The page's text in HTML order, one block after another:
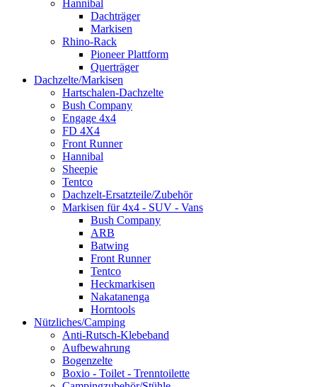
Hannibal
Dachträger
Markisen
Rhino-Rack
Pioneer Plattform
Querträger
Dachzelte/Markisen
Hartschalen-Dachzelte
Bush Company
Engage 4x4
FD 4X4
Front Runner
Hannibal
Sheepie
Tentco
Dachzelt-Ersatzteile/Zubehör
Markisen für 4x4 - SUV - Vans
Bush Company
ARB
Batwing
Front Runner
Tentco
Heckmarkisen
Nakatanenga
Horntools
Nützliches/Camping
Anti-Rutsch-Klebeband
Aufbewahrung
Bogenzelte
Boxio - Toilet - Trenntoilette